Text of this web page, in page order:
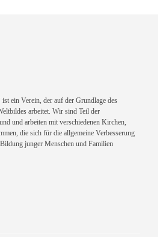
ein Verein, der auf der Grundlage des
arbeitet. Wir sind Teil der
und arbeiten mit verschiedenen Kirchen,
die sich für die allgemeine Verbesserung
junger Menschen und Familien